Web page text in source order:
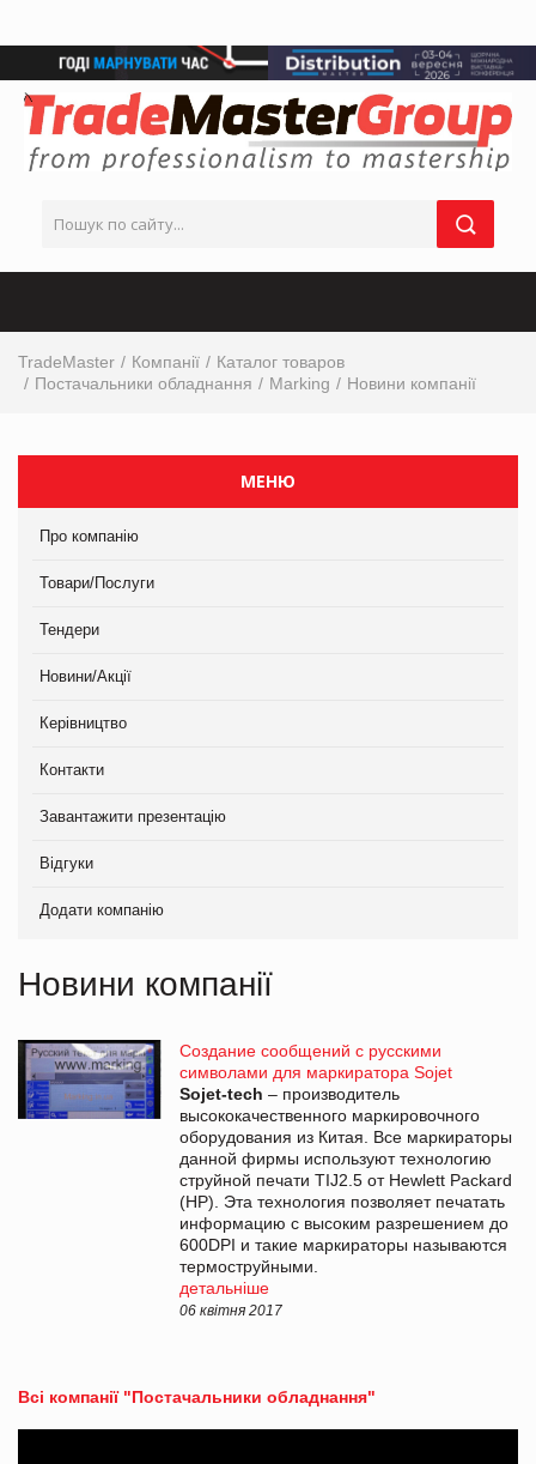
TradeMaster Компанії
Каталог товаров
Постачальники обладнання
Marking Новини компанії
МЕНЮ
Про компанію
Товари/Послуги
Тендери
Новини/Акції
Керівництво
Контакти
Завантажити презентацію
Відгуки
Додати компанію
Новини компанії
Создание сообщений с русскими
символами для маркиратора Sojet
Sojet-tech – производитель
высококачественного маркировочного
оборудования из Китая. Все маркираторы
данной фирмы используют технологию
струйной печати TIJ2.5 от Hewlett Packard
(HP). Эта технология позволяет печатать
информацию с высоким разрешением до
600DPI и такие маркираторы называются
термоструйными.
детальніше
06 квітня 2017
Всі компанії "Постачальники обладнання"